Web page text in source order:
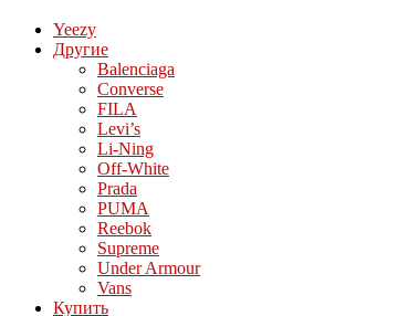
Yeezy
Другие
Balenciaga
Converse
FILA
Levi’s
Li-Ning
Off-White
Prada
PUMA
Reebok
Supreme
Under Armour
Vans
Купить